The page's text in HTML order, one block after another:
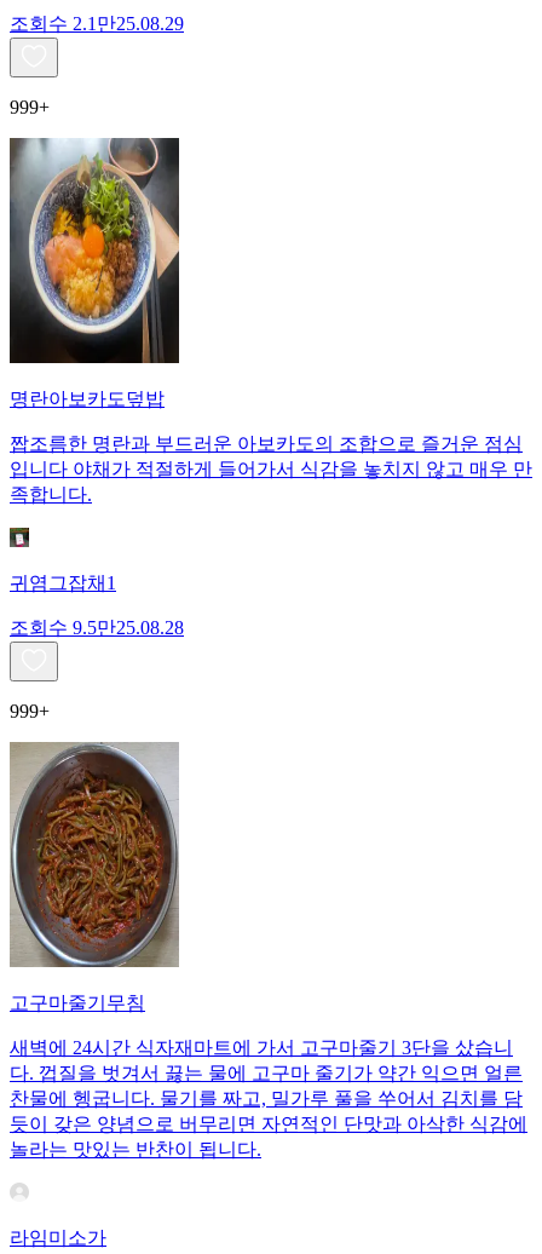
조회수 2.1만25.08.29
999+
명란아보카도덮밥
짭조름한 명란과 부드러운 아보카도의 조합으로 즐거운 점심
입니다 야채가 적절하게 들어가서 식감을 놓치지 않고 매우 만
족합니다.
귀염그잡채1
조회수 9.5만25.08.28
999+
고구마줄기무침
새벽에 24시간 식자재마트에 가서 고구마줄기 3단을 샀습니
다. 껍질을 벗겨서 끓는 물에 고구마 줄기가 약간 익으면 얼른
찬물에 헹굽니다. 물기를 짜고, 밀가루 풀을 쑤어서 김치를 담
듯이 갖은 양념으로 버무리면 자연적인 단맛과 아삭한 식감에
놀라는 맛있는 반찬이 됩니다.
라임미소가